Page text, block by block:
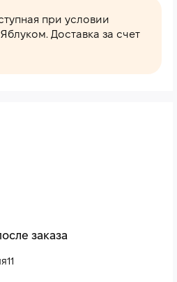
заказа
при условии
Доставка за счет